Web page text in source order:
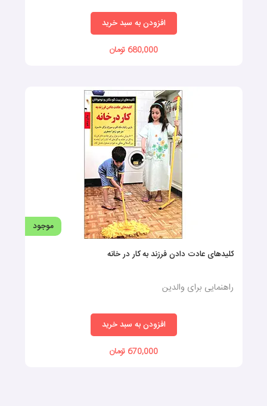
افزودن به سبد خرید
680,000 تومان
موجود
کلیدهای عادت دادن فرزند به کار در خانه
راهنمایی برای والدین
افزودن به سبد خرید
670,000 تومان